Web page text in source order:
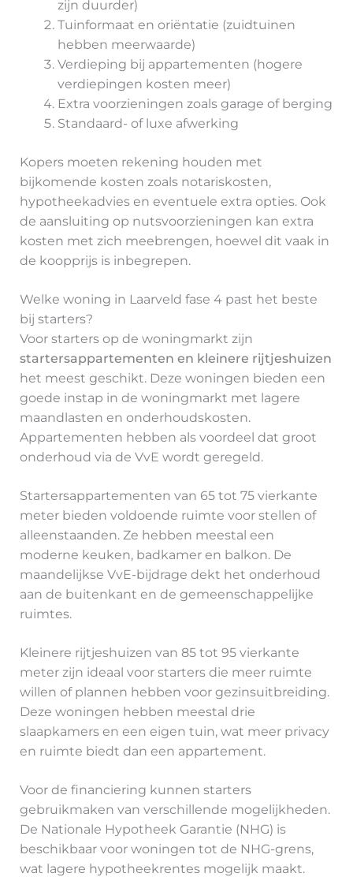
zijn duurder)
Tuinformaat en oriëntatie (zuidtuinen
hebben meerwaarde)
Verdieping bij appartementen (hogere
verdiepingen kosten meer)
Extra voorzieningen zoals garage of berging
Standaard- of luxe afwerking
Kopers moeten rekening houden met
bijkomende kosten zoals notariskosten,
hypotheekadvies en eventuele extra opties. Ook
de aansluiting op nutsvoorzieningen kan extra
kosten met zich meebrengen, hoewel dit vaak in
de koopprijs is inbegrepen.
Welke woning in Laarveld fase 4 past het beste
bij starters?
Voor starters op de woningmarkt zijn
startersappartementen en kleinere rijtjeshuizen
het meest geschikt. Deze woningen bieden een
goede instap in de woningmarkt met lagere
maandlasten en onderhoudskosten.
Appartementen hebben als voordeel dat groot
onderhoud via de VvE wordt geregeld.
Startersappartementen van 65 tot 75 vierkante
meter bieden voldoende ruimte voor stellen of
alleenstaanden. Ze hebben meestal een
moderne keuken, badkamer en balkon. De
maandelijkse VvE-bijdrage dekt het onderhoud
aan de buitenkant en de gemeenschappelijke
ruimtes.
Kleinere rijtjeshuizen van 85 tot 95 vierkante
meter zijn ideaal voor starters die meer ruimte
willen of plannen hebben voor gezinsuitbreiding.
Deze woningen hebben meestal drie
slaapkamers en een eigen tuin, wat meer privacy
en ruimte biedt dan een appartement.
Voor de financiering kunnen starters
gebruikmaken van verschillende mogelijkheden.
De Nationale Hypotheek Garantie (NHG) is
beschikbaar voor woningen tot de NHG-grens,
wat lagere hypotheekrentes mogelijk maakt.